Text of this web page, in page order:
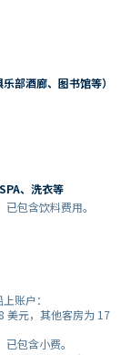
部酒廊、图书馆等）
、洗衣等
包含饮料费用。
账户：
美元，其他客房为 17
包含小费。